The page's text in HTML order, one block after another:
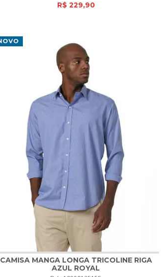
COMPRAR
R$ 229,90
2 3 4 5
CAMISA MANGA LONGA TRICOLINE RIGA
AZUL ROYAL